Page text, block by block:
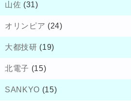
山佐 (31)
オリンピア (24)
大都技研 (19)
北電子 (15)
SANKYO (15)